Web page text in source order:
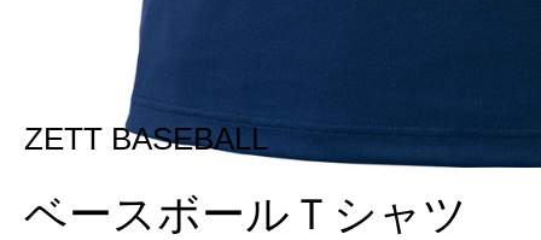
ZETT BASEBALL
ベースボールＴシャツ